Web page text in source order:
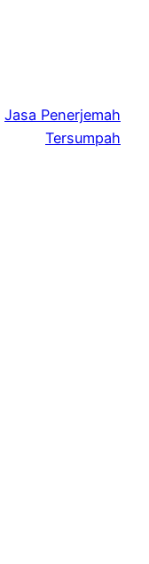
Jasa Penerjemah
Tersumpah